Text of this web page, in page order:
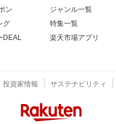
ン
グ
DEAL
ジャンル一覧
特集一覧
楽天市場アプリ
投資家情報 サステナビリティ